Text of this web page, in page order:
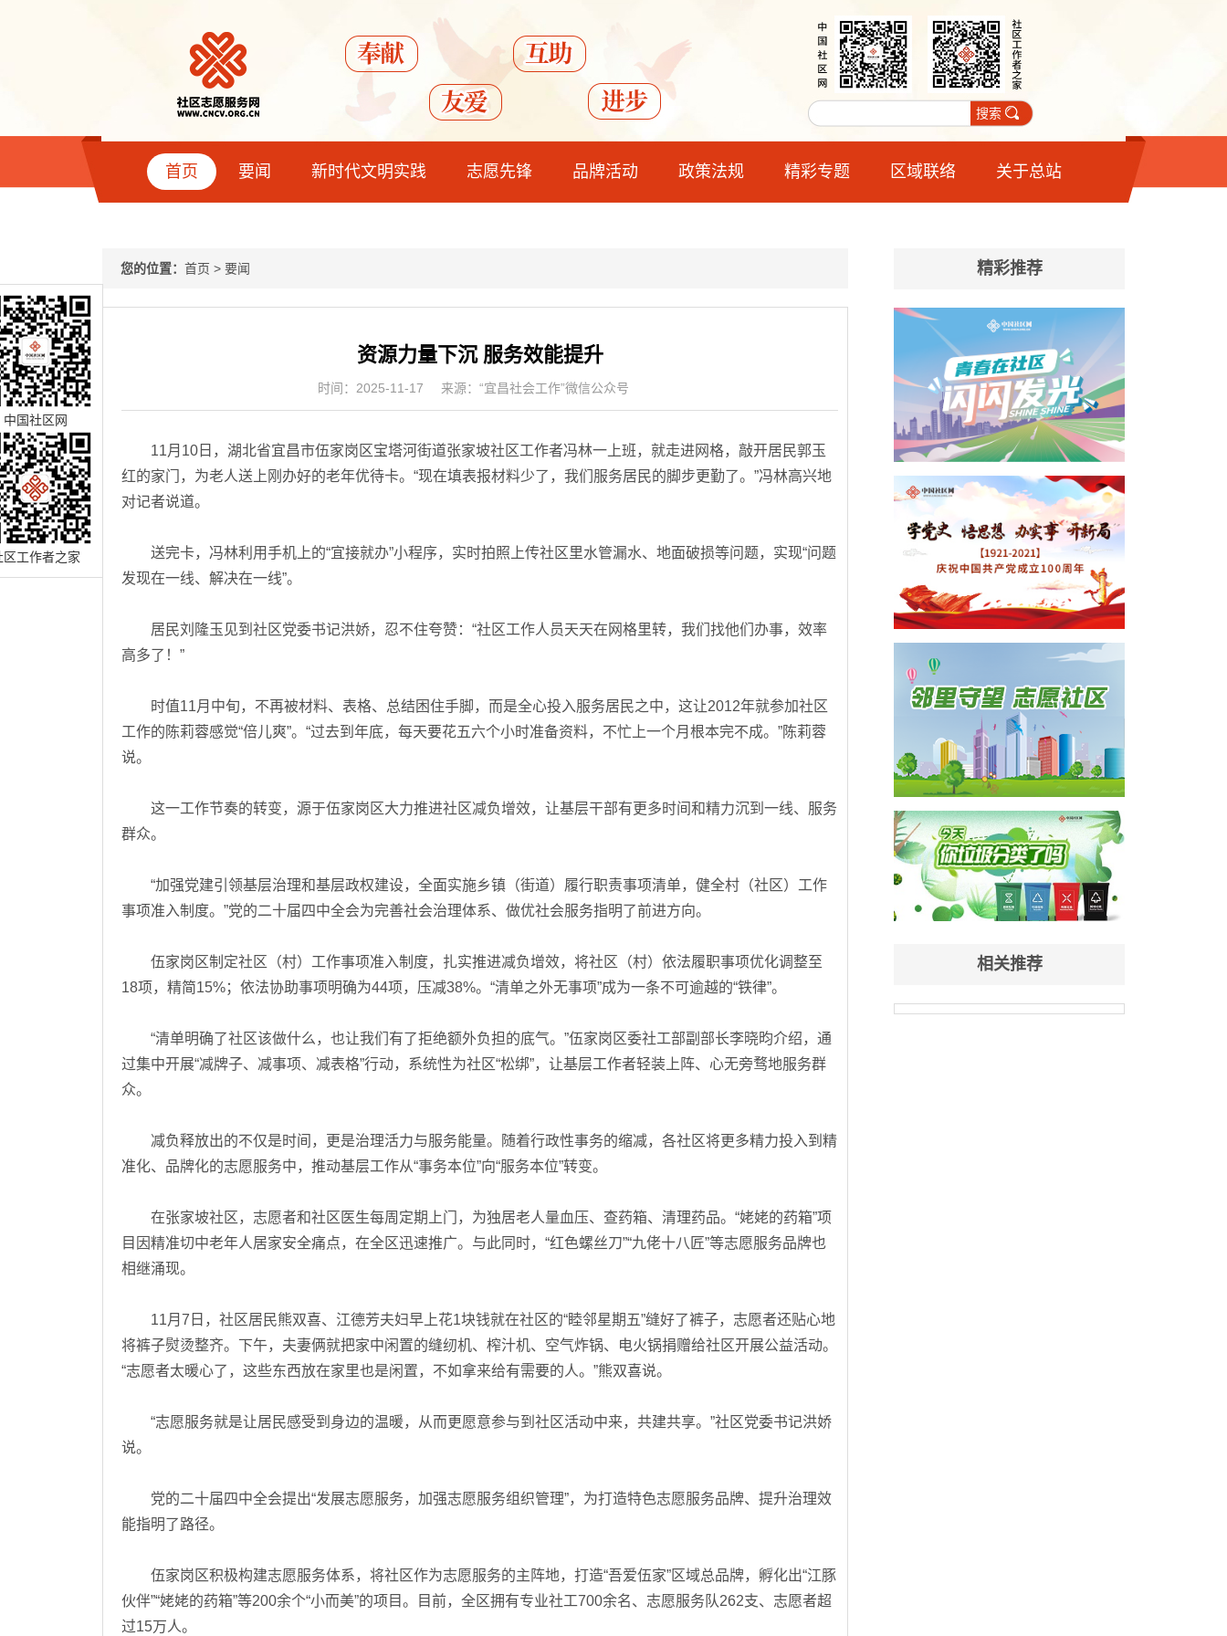
搜索
首页 要闻 新时代文明实践 志愿先锋 品牌活动 政策法规 精彩专题 区域联络 关于总站
您的位置： 首页 > 要闻
资源力量下沉 服务效能提升
时间：2025-11-17 来源：“宜昌社会工作”微信公众号
11月10日，湖北省宜昌市伍家岗区宝塔河街道张家坡社区工作者冯林一上班，就走进网格，敲开居民郭玉
红的家门，为老人送上刚办好的老年优待卡。“现在填表报材料少了，我们服务居民的脚步更勤了。”冯林高兴地
对记者说道。
送完卡，冯林利用手机上的“宜接就办”小程序，实时拍照上传社区里水管漏水、地面破损等问题，实现“问题
发现在一线、解决在一线”。
居民刘隆玉见到社区党委书记洪娇，忍不住夸赞：“社区工作人员天天在网格里转，我们找他们办事，效率
高多了！”
时值11月中旬，不再被材料、表格、总结困住手脚，而是全心投入服务居民之中，这让2012年就参加社区
工作的陈莉蓉感觉“倍儿爽”。“过去到年底，每天要花五六个小时准备资料，不忙上一个月根本完不成。”陈莉蓉
说。
这一工作节奏的转变，源于伍家岗区大力推进社区减负增效，让基层干部有更多时间和精力沉到一线、服务
群众。
“加强党建引领基层治理和基层政权建设，全面实施乡镇（街道）履行职责事项清单，健全村（社区）工作
事项准入制度。”党的二十届四中全会为完善社会治理体系、做优社会服务指明了前进方向。
伍家岗区制定社区（村）工作事项准入制度，扎实推进减负增效，将社区（村）依法履职事项优化调整至
18项，精简15%；依法协助事项明确为44项，压减38%。“清单之外无事项”成为一条不可逾越的“铁律”。
“清单明确了社区该做什么，也让我们有了拒绝额外负担的底气。”伍家岗区委社工部副部长李晓昀介绍，通
过集中开展“减牌子、减事项、减表格”行动，系统性为社区“松绑”，让基层工作者轻装上阵、心无旁骛地服务群
众。
减负释放出的不仅是时间，更是治理活力与服务能量。随着行政性事务的缩减，各社区将更多精力投入到精
准化、品牌化的志愿服务中，推动基层工作从“事务本位”向“服务本位”转变。
在张家坡社区，志愿者和社区医生每周定期上门，为独居老人量血压、查药箱、清理药品。“姥姥的药箱”项
目因精准切中老年人居家安全痛点，在全区迅速推广。与此同时，“红色螺丝刀”“九佬十八匠”等志愿服务品牌也
相继涌现。
11月7日，社区居民熊双喜、江德芳夫妇早上花1块钱就在社区的“睦邻星期五”缝好了裤子，志愿者还贴心地
将裤子熨烫整齐。下午，夫妻俩就把家中闲置的缝纫机、榨汁机、空气炸锅、电火锅捐赠给社区开展公益活动。
“志愿者太暖心了，这些东西放在家里也是闲置，不如拿来给有需要的人。”熊双喜说。
“志愿服务就是让居民感受到身边的温暖，从而更愿意参与到社区活动中来，共建共享。”社区党委书记洪娇
说。
党的二十届四中全会提出“发展志愿服务，加强志愿服务组织管理”，为打造特色志愿服务品牌、提升治理效
能指明了路径。
伍家岗区积极构建志愿服务体系，将社区作为志愿服务的主阵地，打造“吾爱伍家”区域总品牌，孵化出“江豚
伙伴”“姥姥的药箱”等200余个“小而美”的项目。目前，全区拥有专业社工700余名、志愿服务队262支、志愿者超
过15万人。
精彩推荐
相关推荐
中国社区网
区工作者之家